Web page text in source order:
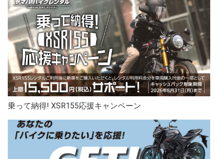
乗って納得! XSR155応援キャンペーン